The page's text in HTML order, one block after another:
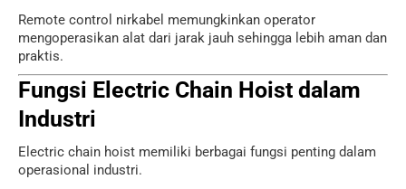
Remote control nirkabel memungkinkan operator
mengoperasikan alat dari jarak jauh sehingga lebih aman dan
praktis.
Fungsi Electric Chain Hoist dalam
Industri
Electric chain hoist memiliki berbagai fungsi penting dalam
operasional industri.